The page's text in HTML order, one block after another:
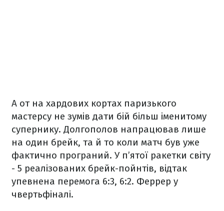
А от на хардових кортах паризького
мастерсу не зумів дати бій більш іменитому
супернику. Долгополов напрацював лише
на один брейк, та й то коли матч був уже
фактично програний. У п’ятої ракетки світу
- 5 реалізованих брейк-пойнтів, відтак
упевнена перемога 6:3, 6:2. Феррер у
чвертьфіналі.